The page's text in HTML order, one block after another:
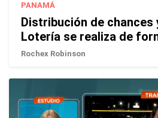
PANAMÁ
Distribución de chances
Lotería se realiza de
Rochex Robinson